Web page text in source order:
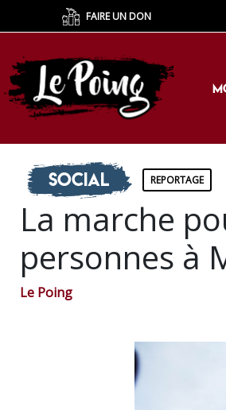
FAIRE UN DON
Social REPORTAGE
La marche
personnes à
Le Poing